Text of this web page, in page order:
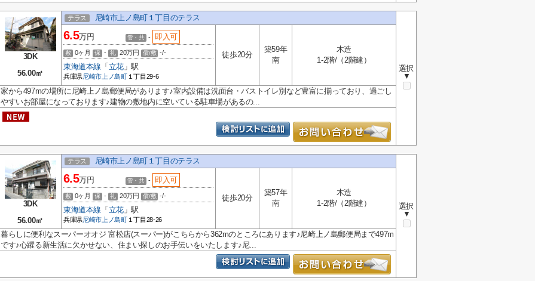
3DK
56.00㎡
テラス 尼崎市上ノ島町１丁目のテラス
選択
▼
6.5万円 管・共 - 即入可
敷 0ヶ月 保 - 礼 20万円 償/敷 -/-
東海道本線 「 立花」駅
兵庫県尼崎市上ノ島町 １丁目29-6
徒歩20分
築59年
南
木造
1-2階/（2階建）
家から497mの場所に尼崎上ノ島郵便局があります♪室内設備は洗面台・バストイレ別など豊富に揃っており、過ごし
やすいお部屋になっております♪建物の敷地内に空いている駐車場があるの...
3DK
56.00㎡
テラス 尼崎市上ノ島町１丁目のテラス
選択
▼
6.5万円 管・共 - 即入可
敷 0ヶ月 保 - 礼 20万円 償/敷 -/-
東海道本線 「 立花」駅
兵庫県尼崎市上ノ島町 １丁目28-26
徒歩20分
築57年
南
木造
1-2階/（2階建）
暮らしに便利なスーパーオオジ 富松店(スーパー)がこちらから362mのところにあります♪尼崎上ノ島郵便局まで497m
です♪心躍る新生活に欠かせない、住まい探しのお手伝いをいたします♪尼...